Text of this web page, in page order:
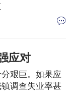
应对
艰巨。如果应
调查失业率甚